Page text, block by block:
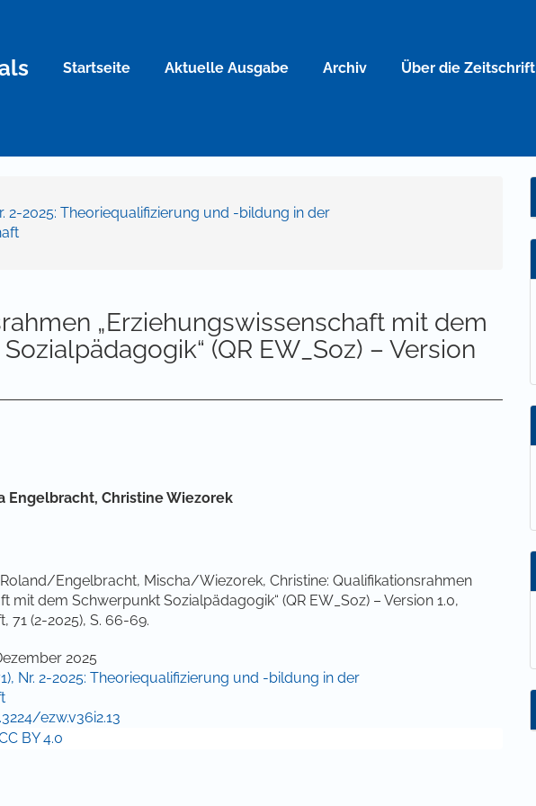
Startseite Aktuelle Ausgabe Archiv Über die Zeitschrift
2-2025: Theoriequalifizierung und -bildung in der
„Erziehungswissenschaft mit dem
(QR EW_Soz) – Version
Artikelinhalt
Engelbracht, Christine Wiezorek
Engelbracht, Mischa/Wiezorek, Christine: Qualifikationsrahmen
mit dem Schwerpunkt Sozialpädagogik“ (QR EW_Soz) – Version 1.0,
71 (2-2025), S. 66-69.
2025
Nr. 2-2025: Theoriequalifizierung und -bildung in der
ezw.v36i2.13
BY 4.0